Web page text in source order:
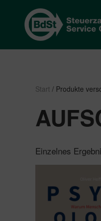
Start / Produkte
Einzelnes